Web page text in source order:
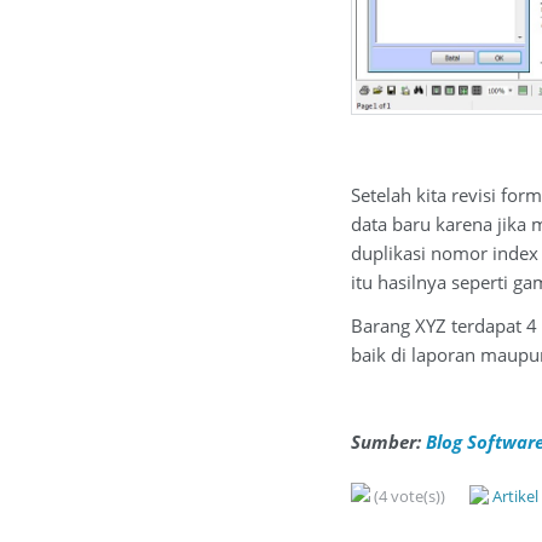
Setelah kita revisi
data baru karena jika
duplikasi nomor index
itu hasilnya seperti
Barang XYZ terdapat
baik di laporan
Sumber: Blog
(4 vote(s))